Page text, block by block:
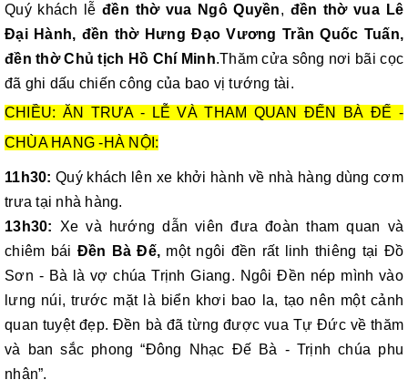
Quý khách lễđền thờ vua Ngô Quyền, đền thờ vua Lê
Đại Hành, đền thờ Hưng Đạo Vương Trần Quốc Tuấn,
đền thờ Chủ tịch Hồ Chí Minh.Thăm cửa sông nơi bãi cọc
đã ghi dấu chiến công của bao vị tướng tài.
CHIỀU: ĂN TRƯA - LỄ VÀ THAM QUAN ĐẾN BÀ ĐẾ -
CHÙA HANG -HÀ NỘI:
11h30: Quý khách lên xe khởi hành về nhà hàng dùng cơm
trưa tại nhà hàng.
13h30: Xe và hướng dẫn viên đưa đoàn tham quan và
chiêm bái Đền Bà Đế, một ngôi đền rất linh thiêng tại Đồ
Sơn - Bà là vợ chúa Trịnh Giang. Ngôi Đền nép mình vào
lưng núi, trước mặt là biển khơi bao la, tạo nên một cảnh
quan tuyệt đẹp. Ðền bà đã từng được vua Tự Ðức về thăm
và ban sắc phong “Ðông Nhạc Ðế Bà - Trịnh chúa phu
nhân”.